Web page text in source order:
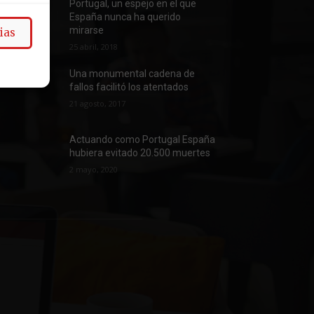
Portugal, un espejo en el que
España nunca ha querido
mirarse
25 abril, 2018
Una monumental cadena de
fallos facilitó los atentados
21 agosto, 2017
Actuando como Portugal España
hubiera evitado 20.500 muertes
2 mayo, 2020